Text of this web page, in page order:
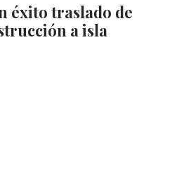
éxito traslado de
a isla